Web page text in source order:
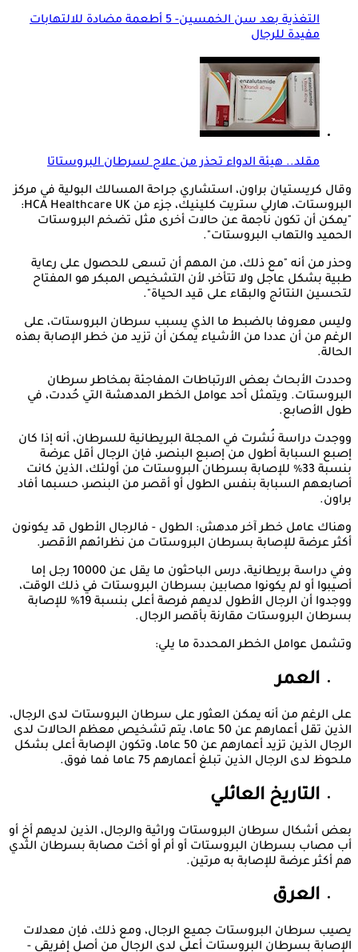
التغذية بعد سن الخمسين- 5 أطعمة مضادة للالتهابات
مفيدة للرجال
مقلد.. هيئة الدواء تحذر من علاج لسرطان البروستاتا
وقال كريستيان براون، استشاري جراحة المسالك البولية في مركز
البروستات، هارلي ستريت كلينيك، جزء من HCA Healthcare UK:
"يمكن أن تكون ناجمة عن حالات أخرى مثل تضخم البروستات
الحميد والتهاب البروستات".
وحذر من أنه "مع ذلك، من المهم أن تسعى للحصول على رعاية
طبية بشكل عاجل ولا تتأخر، لأن التشخيص المبكر هو المفتاح
لتحسين النتائج والبقاء على قيد الحياة".
وليس معروفا بالضبط ما الذي يسبب سرطان البروستات، على
الرغم من أن عددا من الأشياء يمكن أن تزيد من خطر الإصابة بهذه
الحالة.
وحددت الأبحاث بعض الارتباطات المفاجئة بمخاطر سرطان
البروستات. ويتمثل أحد عوامل الخطر المدهشة التي حُددت، في
طول الأصابع.
ووجدت دراسة نُشرت في المجلة البريطانية للسرطان، أنه إذا كان
إصبع السبابة أطول من إصبع البنصر، فإن الرجال أقل عرضة
بنسبة 33٪ للإصابة بسرطان البروستات من أولئك، الذين كانت
أصابعهم السبابة بنفس الطول أو أقصر من البنصر، حسبما أفاد
براون.
وهناك عامل خطر آخر مدهش: الطول - فالرجال الأطول قد يكونون
أكثر عرضة للإصابة بسرطان البروستات من نظرائهم الأقصر.
وفي دراسة بريطانية، درس الباحثون ما يقل عن 10000 رجل إما
أصيبوا أو لم يكونوا مصابين بسرطان البروستات في ذلك الوقت،
ووجدوا أن الرجال الأطول لديهم فرصة أعلى بنسبة 19% للإصابة
بسرطان البروستات مقارنة بأقصر الرجال.
وتشمل عوامل الخطر المحددة ما يلي:
العمر
على الرغم من أنه يمكن العثور على سرطان البروستات لدى الرجال،
الذين تقل أعمارهم عن 50 عاما، يتم تشخيص معظم الحالات لدى
الرجال الذين تزيد أعمارهم عن 50 عاما، وتكون الإصابة أعلى بشكل
ملحوظ لدى الرجال الذين تبلغ أعمارهم 75 عاما فما فوق.
التاريخ العائلي
بعض أشكال سرطان البروستات وراثية والرجال، الذين لديهم أخ أو
أب مصاب بسرطان البروستات أو أم أو أخت مصابة بسرطان الثدي
هم أكثر عرضة للإصابة به مرتين.
العرق
يصيب سرطان البروستات جميع الرجال، ومع ذلك، فإن معدلات
الإصابة بسرطان البروستات أعلى لدى الرجال من أصل إفريقي -